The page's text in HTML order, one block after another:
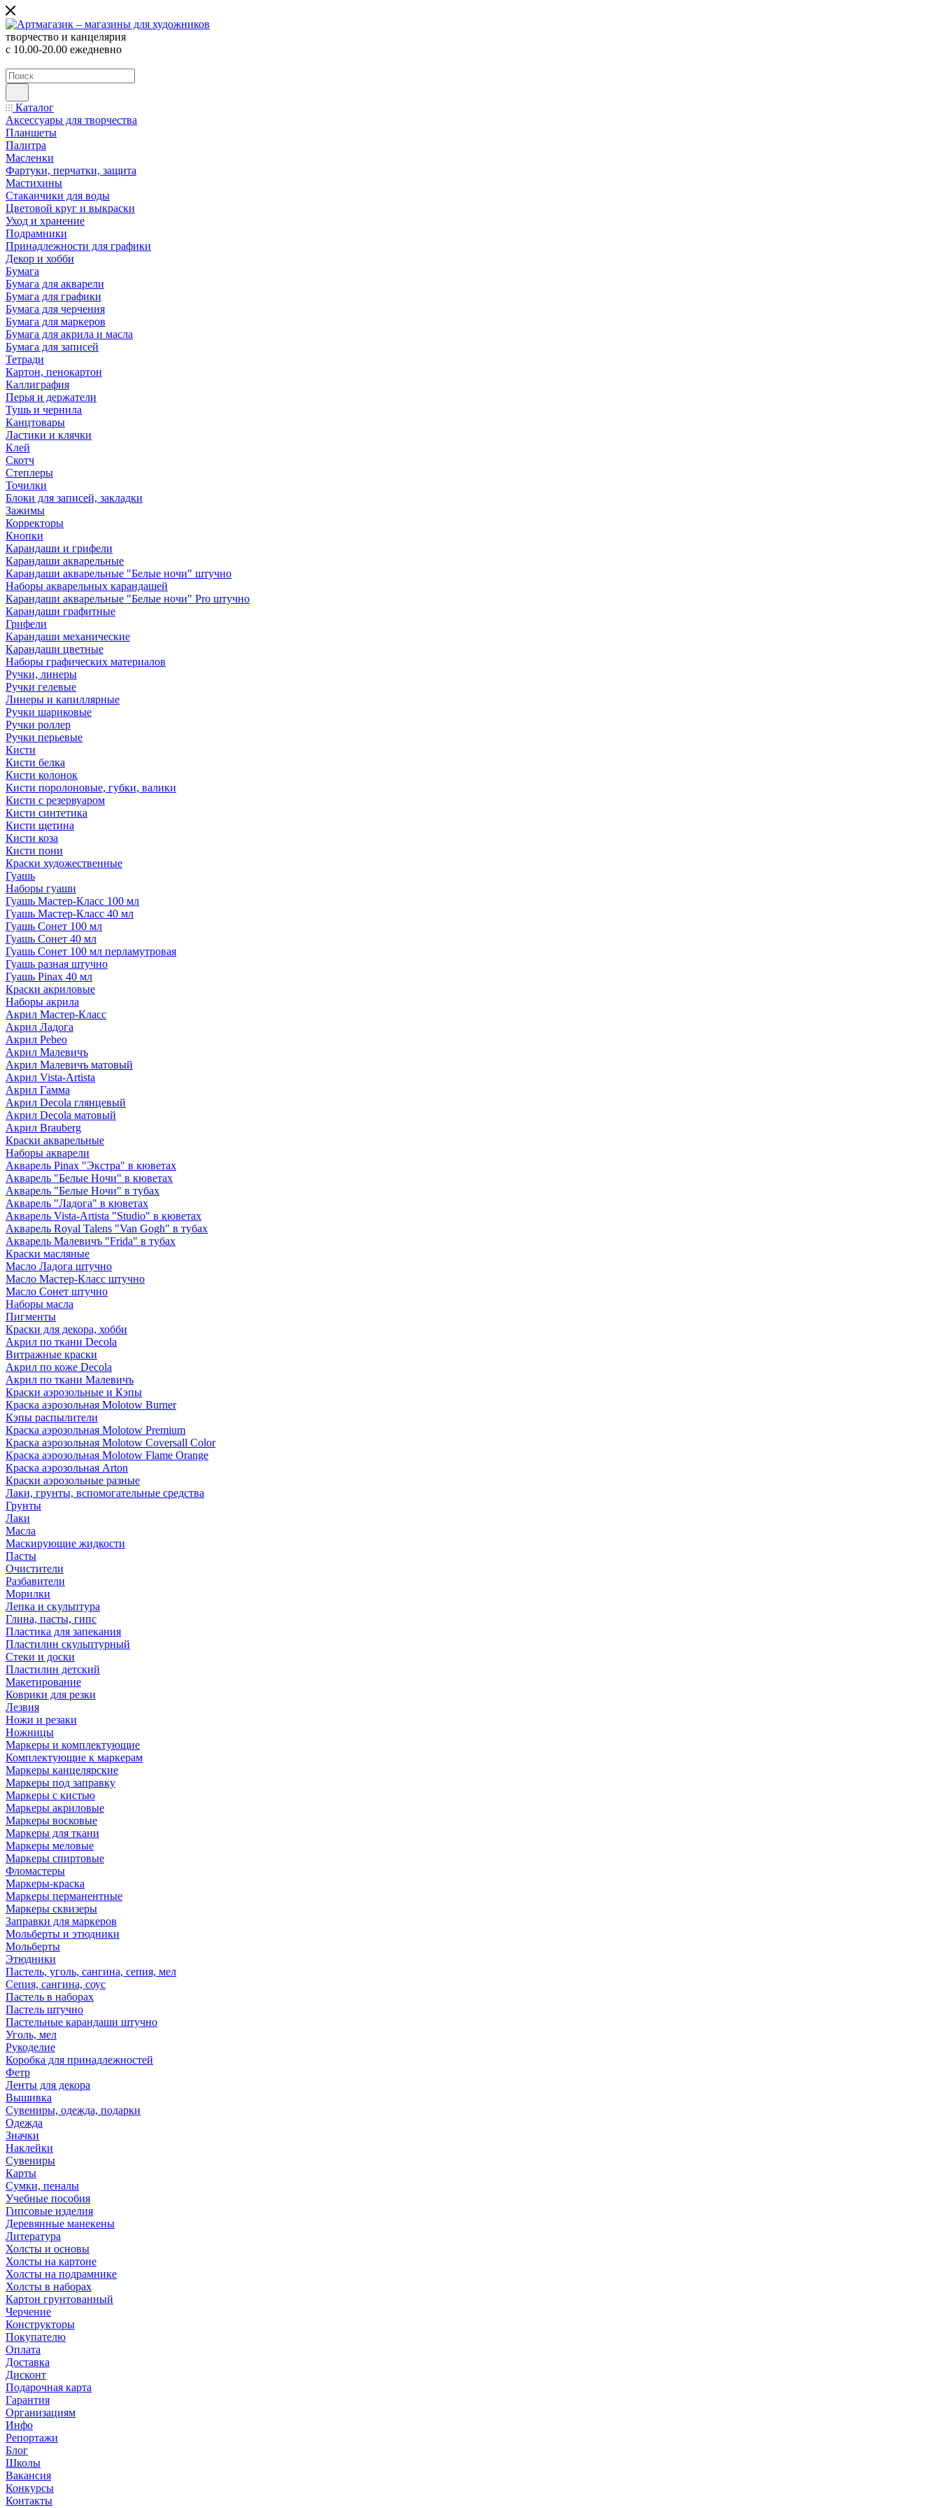
творчество и канцелярия
с 10.00-20.00 ежедневно
Каталог
Аксессуары для творчества
Планшеты
Палитра
Масленки
Фартуки, перчатки, защита
Мастихины
Стаканчики для воды
Цветовой круг и выкраски
Уход и хранение
Подрамники
Принадлежности для графики
Декор и хобби
Бумага
Бумага для акварели
Бумага для графики
Бумага для черчения
Бумага для маркеров
Бумага для акрила и масла
Бумага для записей
Тетради
Картон, пенокартон
Каллиграфия
Перья и держатели
Тушь и чернила
Канцтовары
Ластики и клячки
Клей
Скотч
Степлеры
Точилки
Блоки для записей, закладки
Зажимы
Корректоры
Кнопки
Карандаши и грифели
Карандаши акварельные
Карандаши акварельные "Белые ночи" штучно
Наборы акварельных карандашей
Карандаши акварельные "Белые ночи" Pro штучно
Карандаши графитные
Грифели
Карандаши механические
Карандаши цветные
Наборы графических материалов
Ручки, линеры
Ручки гелевые
Линеры и капиллярные
Ручки шариковые
Ручки роллер
Ручки перьевые
Кисти
Кисти белка
Кисти колонок
Кисти поролоновые, губки, валики
Кисти с резервуаром
Кисти синтетика
Кисти щетина
Кисти коза
Кисти пони
Краски художественные
Гуашь
Наборы гуаши
Гуашь Мастер-Класс 100 мл
Гуашь Мастер-Класс 40 мл
Гуашь Сонет 100 мл
Гуашь Сонет 40 мл
Гуашь Сонет 100 мл перламутровая
Гуашь разная штучно
Гуашь Pinax 40 мл
Краски акриловые
Наборы акрила
Акрил Мастер-Класс
Акрил Ладога
Акрил Pebeo
Акрил Малевичъ
Акрил Малевичъ матовый
Акрил Vista-Artista
Акрил Гамма
Акрил Decola глянцевый
Акрил Decola матовый
Акрил Brauberg
Краски акварельные
Наборы акварели
Акварель Pinax "Экстра" в кюветах
Акварель "Белые Ночи" в кюветах
Акварель "Белые Ночи" в тубах
Акварель "Ладога" в кюветах
Акварель Vista-Artista "Studio" в кюветах
Акварель Royal Talens "Van Gogh" в тубах
Акварель Малевичъ "Frida" в тубах
Краски масляные
Масло Ладога штучно
Масло Мастер-Класс штучно
Масло Сонет штучно
Наборы масла
Пигменты
Краски для декора, хобби
Акрил по ткани Decola
Витражные краски
Акрил по коже Decola
Акрил по ткани Малевичъ
Краски аэрозольные и Кэпы
Краска аэрозольная Molotow Burner
Кэпы распылители
Краска аэрозольная Molotow Premium
Краска аэрозольная Molotow Coversall Color
Краска аэрозольная Molotow Flame Orange
Краска аэрозольная Arton
Краски аэрозольные разные
Лаки, грунты, вспомогательные средства
Грунты
Лаки
Масла
Маскирующие жидкости
Пасты
Очистители
Разбавители
Морилки
Лепка и скульптура
Глина, пасты, гипс
Пластика для запекания
Пластилин скульптурный
Стеки и доски
Пластилин детский
Макетирование
Коврики для резки
Лезвия
Ножи и резаки
Ножницы
Маркеры и комплектующие
Комплектующие к маркерам
Маркеры канцелярские
Маркеры под заправку
Маркеры с кистью
Маркеры акриловые
Маркеры восковые
Маркеры для ткани
Маркеры меловые
Маркеры спиртовые
Фломастеры
Маркеры-краска
Маркеры перманентные
Маркеры сквизеры
Заправки для маркеров
Мольберты и этюдники
Мольберты
Этюдники
Пастель, уголь, сангина, сепия, мел
Сепия, сангина, соус
Пастель в наборах
Пастель штучно
Пастельные карандаши штучно
Уголь, мел
Рукоделие
Коробка для принадлежностей
Фетр
Ленты для декора
Вышивка
Сувениры, одежда, подарки
Одежда
Значки
Наклейки
Сувениры
Карты
Сумки, пеналы
Учебные пособия
Гипсовые изделия
Деревянные манекены
Литература
Холсты и основы
Холсты на картоне
Холсты на подрамнике
Холсты в наборах
Картон грунтованный
Черчение
Конструкторы
Покупателю
Оплата
Доставка
Дисконт
Подарочная карта
Гарантия
Организациям
Инфо
Репортажи
Блог
Школы
Вакансия
Конкурсы
Контакты